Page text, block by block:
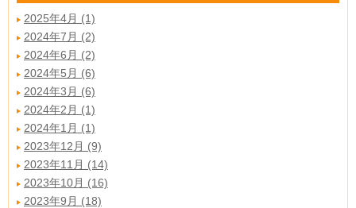
2025年4月 (1)
2024年7月 (2)
2024年6月 (2)
2024年5月 (6)
2024年3月 (6)
2024年2月 (1)
2024年1月 (1)
2023年12月 (9)
2023年11月 (14)
2023年10月 (16)
2023年9月 (18)